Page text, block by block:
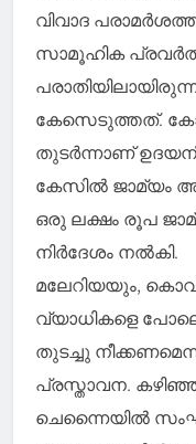
വിവാദ
സാമൂഹിക
കേസെടുത്തത്.
തുടര്‍ന്നാണ്
കേസില്‍ ജാമ്യം
ഒരു ലക്ഷം രൂപ
നിര്‍ദേശം നല്‍കി.
മലേറിയയും,
വ്യാധികളെ
തുടച്ചു
പ്രസ്താവന.
ചെന്നൈയില്‍